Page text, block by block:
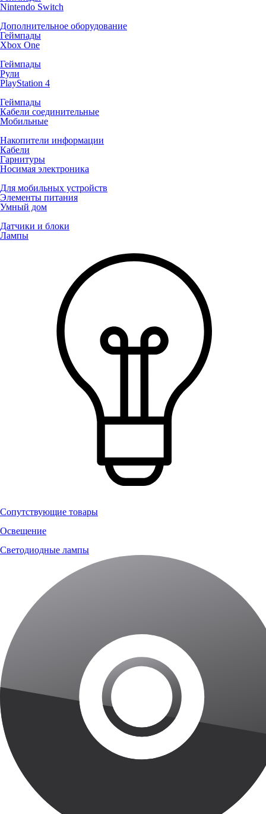
Nintendo Switch
Дополнительное оборудование
Геймпады
Xbox One
Геймпады
Рули
PlayStation 4
Геймпады
Кабели соединительные
Мобильные
Накопители информации
Кабели
Гарнитуры
Носимая электроника
Для мобильных устройств
Элементы питания
Умный дом
Датчики и блоки
Лампы
Сопутствующие товары
Освещение
Светодиодные лампы